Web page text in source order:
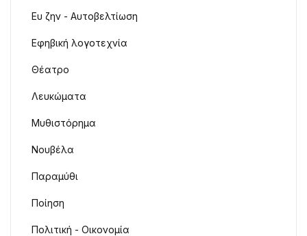
Ευ ζην - Αυτοβελτίωση
Εφηβική λογοτεχνία
Θέατρο
Λευκώματα
Μυθιστόρημα
Νουβέλα
Παραμύθι
Ποίηση
Πολιτική - Οικονομία